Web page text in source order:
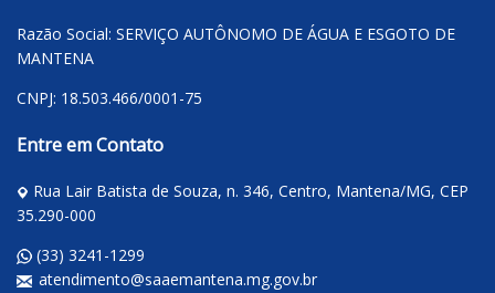
Razão Social: SERVIÇO AUTÔNOMO DE ÁGUA E ESGOTO DE
MANTENA
CNPJ: 18.503.466/0001-75
Entre em Contato
Rua Lair Batista de Souza, n. 346, Centro, Mantena/MG, CEP
35.290-000
(33) 3241-1299
atendimento@saaemantena.mg.gov.br